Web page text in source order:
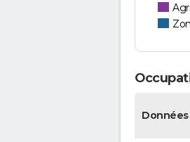
Données